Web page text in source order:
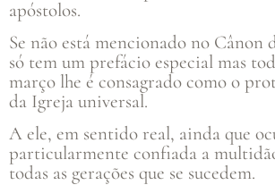
apóstolos.
Se não está mencionado no Cânon
só tem um prefácio especial mas
março lhe é consagrado como o
da Igreja universal.
A ele, em sentido real, ainda que
particularmente confiada a
todas as gerações que se sucedem.